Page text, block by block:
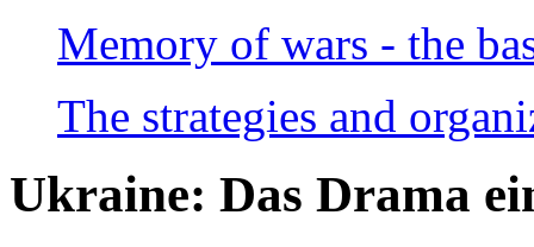
Memory of wars - the
The strategies and
Ukraine: Das Drama